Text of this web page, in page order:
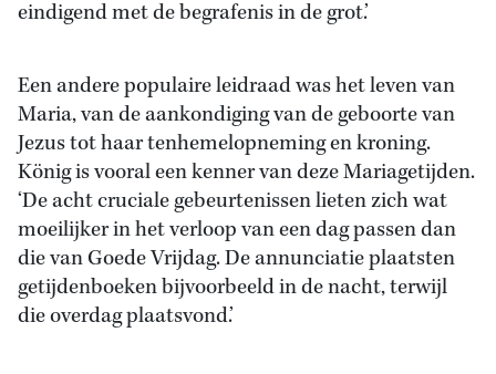
eindigend met de begrafenis in de grot.’
Een andere populaire leidraad was het leven van
Maria, van de aankondiging van de geboorte van
Jezus tot haar tenhemelopneming en kroning.
König is vooral een kenner van deze Mariagetijden.
‘De acht cruciale gebeurtenissen lieten zich wat
moeilijker in het verloop van een dag passen dan
die van Goede Vrijdag. De annunciatie plaatsten
getijdenboeken bijvoorbeeld in de nacht, terwijl
die overdag plaatsvond.’